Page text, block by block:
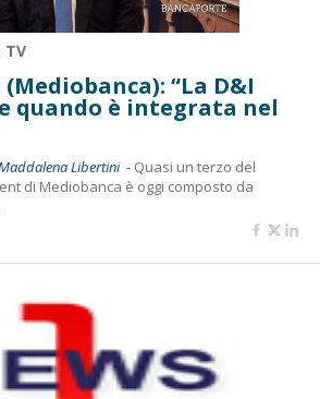
TV
“La D&I
quando è integrata nel
Libertini - Quasi un terzo del
di Mediobanca è oggi composto da